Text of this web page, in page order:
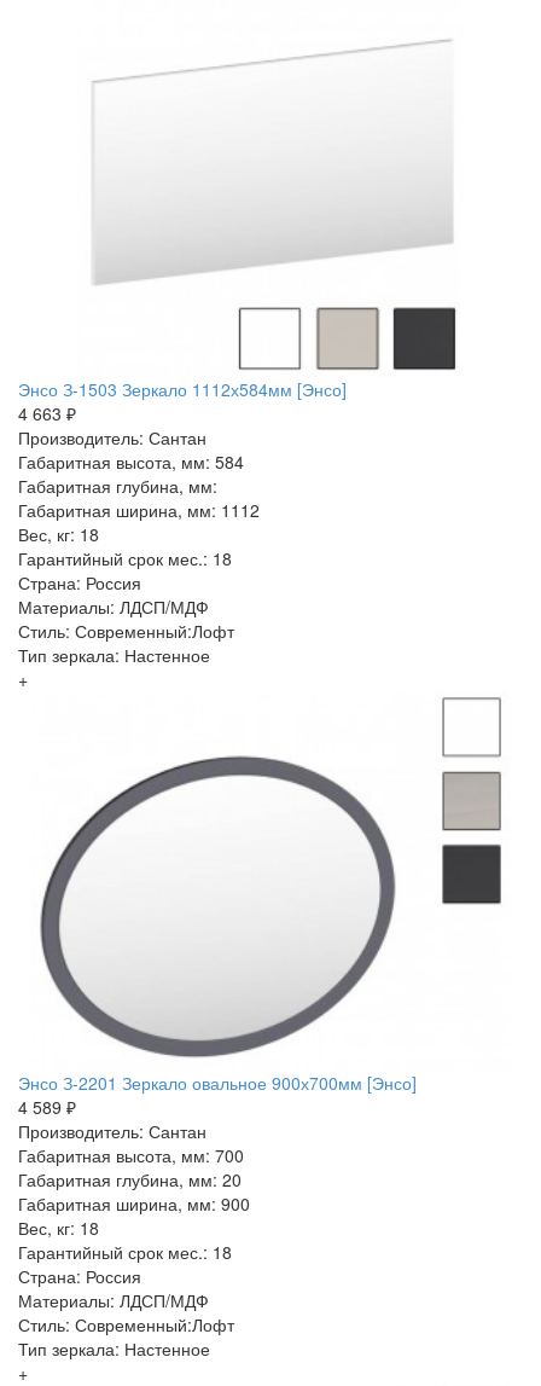
Энсо З-1503 Зеркало 1112х584мм [Энсо]
4 663 ₽
Производитель: Сантан
Габаритная высота, мм: 584
Габаритная глубина, мм:
Габаритная ширина, мм: 1112
Вес, кг: 18
Гарантийный срок мес.: 18
Страна: Россия
Материалы: ЛДСП/МДФ
Стиль: Современный:Лофт
Тип зеркала: Настенное
+
Энсо З-2201 Зеркало овальное 900х700мм [Энсо]
4 589 ₽
Производитель: Сантан
Габаритная высота, мм: 700
Габаритная глубина, мм: 20
Габаритная ширина, мм: 900
Вес, кг: 18
Гарантийный срок мес.: 18
Страна: Россия
Материалы: ЛДСП/МДФ
Стиль: Современный:Лофт
Тип зеркала: Настенное
+